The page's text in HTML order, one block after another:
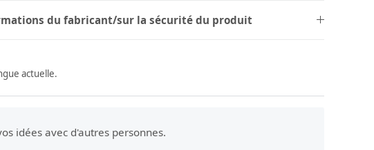
du fabricant/sur la sécurité du produit
actuelle.
idées avec d'autres personnes.